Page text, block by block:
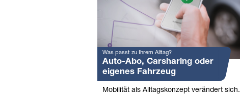
Was passt zu Ihrem Alltag?
Auto-Abo, Carsharing oder
eigenes Fahrzeug
Mobilität als Alltagskonzept verändert sich.